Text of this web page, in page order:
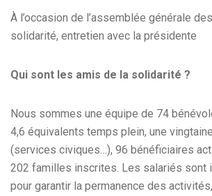
À l’occasion de l’assemblée générale
solidarité, entretien avec la présidente
Qui sont les amis de la solidarité ?
Nous sommes une équipe de 74
4,6 équivalents temps plein, une
(services civiques…), 96 bénéficiaires
202 familles inscrites. Les salariés sont
pour garantir la permanence des